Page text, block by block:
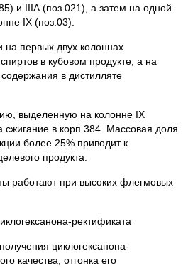
и IIIА (поз.021), а затем на одной
IХ (поз.03).
первых двух колоннах
в кубовом продукте, а на
в дистилляте
выделенную на колонне IХ
сжигание в корп.384. Массовая доля
более 25% приводит к
продукта.
при высоких флегмовых
ректификата
циклогексанона-
качества, отгонка его